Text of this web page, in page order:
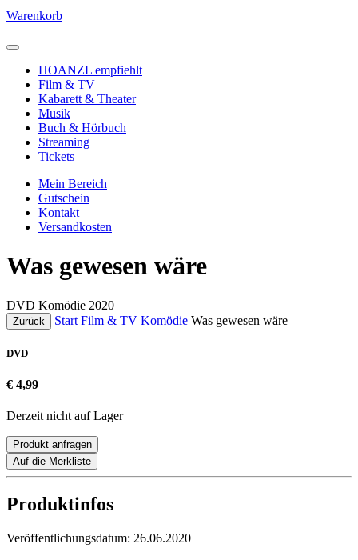
Warenkorb
HOANZL empfiehlt
Film & TV
Kabarett & Theater
Musik
Buch & Hörbuch
Streaming
Tickets
Mein Bereich
Gutschein
Kontakt
Versandkosten
Was gewesen wäre
DVD Komödie 2020
Zurück Start Film & TV Komödie Was gewesen wäre
DVD
€ 4,99
Derzeit nicht auf Lager
Produkt anfragen
Auf die Merkliste
Produktinfos
Veröffentlichungsdatum: 26.06.2020